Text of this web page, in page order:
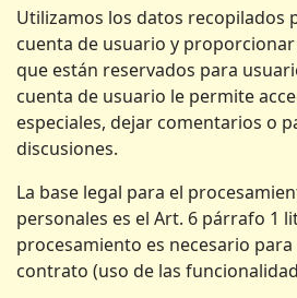
Utilizamos los datos recopilados
cuenta de usuario y
que están reservados para
cuenta de usuario le permite
especiales, dejar comentarios o
discusiones.
La base legal para el
personales es el Art. 6 párrafo 1
procesamiento es necesario
contrato (uso de las